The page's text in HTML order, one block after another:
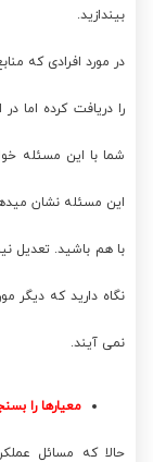
بیندازید.
در مورد افرادی که
را دریافت کرده اما
شما با این مسئله
این مسئله نشان
با هم باشید. تعدیل
نگاه دارید که دیگر
نمی آیند.
معیارها را
حالا که مسائل